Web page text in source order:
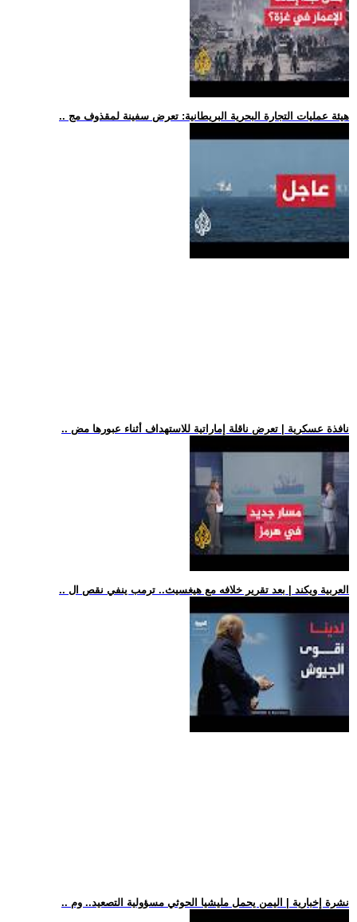
.. هيئة عمليات التجارة البحرية البريطانية: تعرض سفينة لمقذوف مج
.. نافذة عسكرية | تعرض ناقلة إماراتية للاستهداف أثناء عبورها مض
.. العربية ويكند | بعد تقرير خلافه مع هيغسيث.. ترمب ينفي نقص ال
.. نشرة إخبارية | اليمن يحمل مليشيا الحوثي مسؤولية التصعيد.. وم